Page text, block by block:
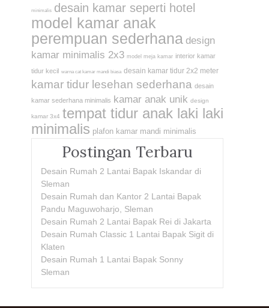
minimalis desain kamar seperti hotel
model kamar anak
perempuan sederhana design
kamar minimalis 2x3 model meja kamar interior kamar
tidur kecil warna cat kamar mandi biasa desain kamar tidur 2x2 meter
kamar tidur lesehan sederhana desain
kamar sederhana minimalis kamar anak unik design
kamar 3x4 tempat tidur anak laki laki
minimalis plafon kamar mandi minimalis
Postingan Terbaru
Desain Rumah 2 Lantai Bapak Iskandar di
Sleman
Desain Rumah dan Kantor 2 Lantai Bapak
Pandu Maguwoharjo, Sleman
Desain Rumah 2 Lantai Bapak Rei di Jakarta
Desain Rumah Classic 1 Lantai Bapak Sigit di
Klaten
Desain Rumah 1 Lantai Bapak Sonny
Sleman